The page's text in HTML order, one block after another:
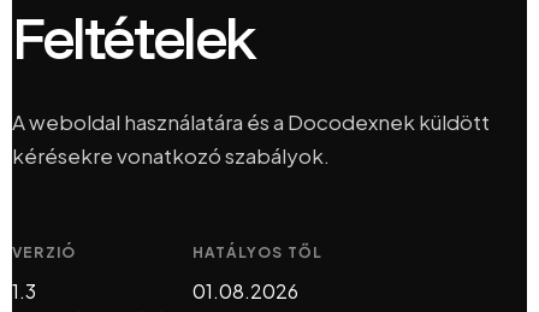
Feltételek
A weboldal használatára és a Docodexnek küldött
kérésekre vonatkozó szabályok.
VERZIÓ
1.3
HATÁLYOS TŐL
01.08.2026